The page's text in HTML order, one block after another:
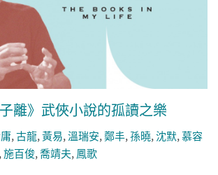
離》武俠小說的孤讀之樂
,古龍,黃易,溫瑞安,鄭丰,孫曉,沈默,慕容
,施百俊,喬靖夫, 鳳歌